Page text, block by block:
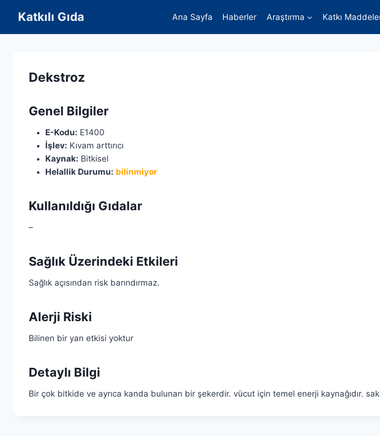
content
Katkılı Gıda Ana Sayfa Haberler Araştırma Katkı
Dekstroz
Genel Bilgiler
E-Kodu: E1400
İşlev: Kıvam arttırıcı
Kaynak: Bitkisel
Helallik Durumu: bilinmiyor
Kullanıldığı Gıdalar
–
Sağlık Üzerindeki Etkileri
Sağlık açısından risk barındırmaz.
Alerji Riski
Bilinen bir yan etkisi yoktur
Detaylı Bilgi
Bir çok bitkide ve ayrıca kanda bulunan bir şekerdir. vücut için temel enerji kaynağıdır.